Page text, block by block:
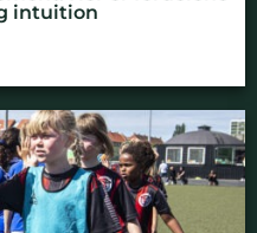
intuition